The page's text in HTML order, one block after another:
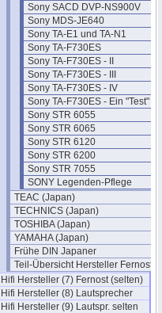
Sony SACD DVP-NS900V
Sony MDS-JE640
Sony TA-E1 und TA-N1
Sony TA-F730ES
Sony TA-F730ES - II
Sony TA-F730ES - III
Sony TA-F730ES - IV
Sony TA-F730ES - Ein "Test"
Sony STR 6055
Sony STR 6065
Sony STR 6120
Sony STR 6200
Sony STR 7055
SONY Legenden-Pflege
TEAC (Japan)
TECHNICS (Japan)
TOSHIBA (Japan)
YAMAHA (Japan)
Frühe DIN Japaner
Teil-Übersicht Hersteller Fernost
Hifi Hersteller (7) Fernost (selten)
Hifi Hersteller (8) Lautsprecher
Hifi Hersteller (9) Lautspr. selten